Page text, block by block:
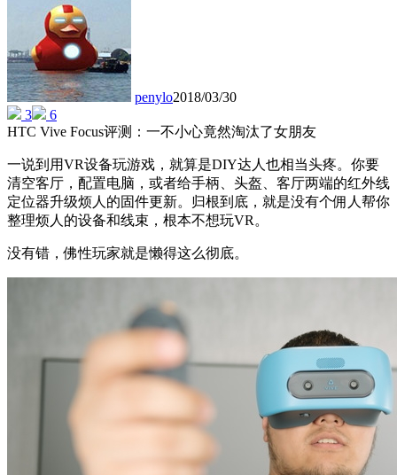
penylo2018/03/30
3
6
HTC Vive Focus评测：一不小心竟然淘汰了女朋友
一说到用VR设备玩游戏，就算是DIY达人也相当头疼。你要
清空客厅，配置电脑，或者给手柄、头盔、客厅两端的红外线
定位器升级烦人的固件更新。归根到底，就是没有个佣人帮你
整理烦人的设备和线束，根本不想玩VR。
没有错，佛性玩家就是懒得这么彻底。